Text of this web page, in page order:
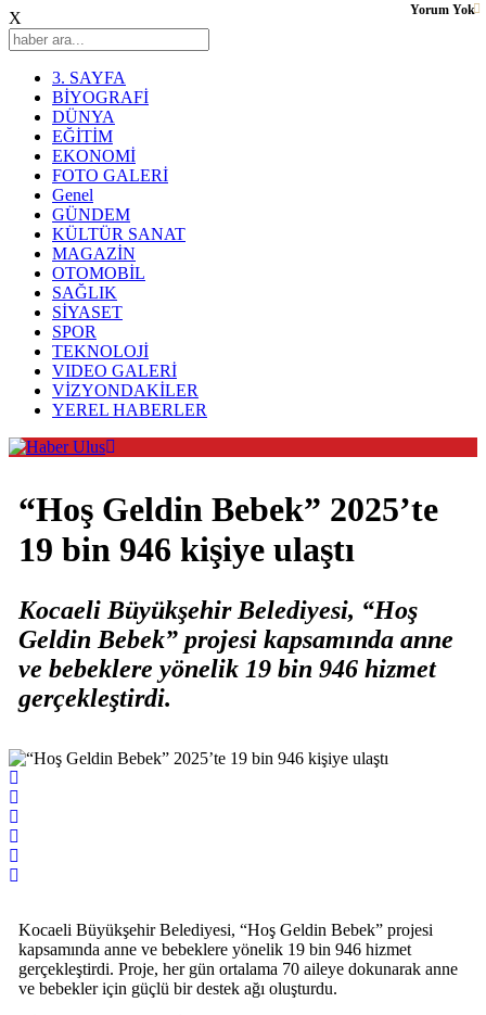
X
3. SAYFA
BİYOGRAFİ
DÜNYA
EĞİTİM
EKONOMİ
FOTO GALERİ
Genel
GÜNDEM
KÜLTÜR SANAT
MAGAZİN
OTOMOBİL
SAĞLIK
SİYASET
SPOR
TEKNOLOJİ
VIDEO GALERİ
VİZYONDAKİLER
YEREL HABERLER
“Hoş Geldin Bebek” 2025’te
19 bin 946 kişiye ulaştı
Kocaeli Büyükşehir Belediyesi, “Hoş
Geldin Bebek” projesi kapsamında anne
ve bebeklere yönelik 19 bin 946 hizmet
gerçekleştirdi.
Kocaeli Büyükşehir Belediyesi, “Hoş Geldin Bebek” projesi
kapsamında anne ve bebeklere yönelik 19 bin 946 hizmet
gerçekleştirdi. Proje, her gün ortalama 70 aileye dokunarak anne
ve bebekler için güçlü bir destek ağı oluşturdu.
Yorum Yok